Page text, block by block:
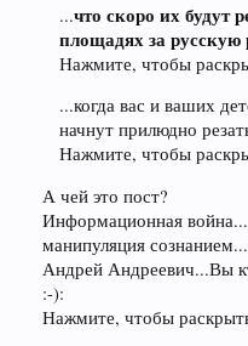
...что скоро их будут
площадях за русскую
Нажмите, чтобы
...когда вас и ваших
начнут прилюдно
Нажмите, чтобы
А чей это пост?
Информационная война...
манипуляция сознанием...
Андрей Андреевич...Вы
:-):
Нажмите, чтобы